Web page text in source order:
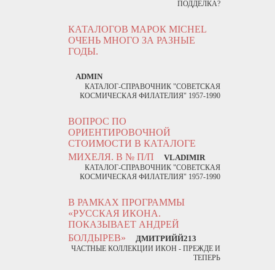
ПОДДЕЛКА?
КАТАЛОГОВ МАРОК MICHEL
ОЧЕНЬ МНОГО ЗА РАЗНЫЕ
ГОДЫ.
ADMIN
КАТАЛОГ-СПРАВОЧНИК "СОВЕТСКАЯ
КОСМИЧЕСКАЯ ФИЛАТЕЛИЯ" 1957-1990
ВОПРОС ПО
ОРИЕНТИРОВОЧНОЙ
СТОИМОСТИ В КАТАЛОГЕ
МИХЕЛЯ. В № П/П
VLADIMIR
КАТАЛОГ-СПРАВОЧНИК "СОВЕТСКАЯ
КОСМИЧЕСКАЯ ФИЛАТЕЛИЯ" 1957-1990
В РАМКАХ ПРОГРАММЫ
«РУССКАЯ ИКОНА.
ПОКАЗЫВАЕТ АНДРЕЙ
БОЛДЫРЕВ»
ДМИТРИЙЙ213
ЧАСТНЫЕ КОЛЛЕКЦИИ ИКОН - ПРЕЖДЕ И
ТЕПЕРЬ